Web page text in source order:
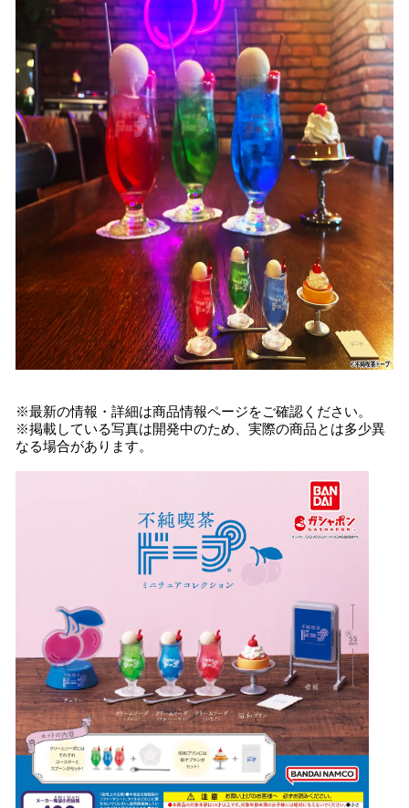
※最新の情報・詳細は商品情報ページをご確認ください。
※掲載している写真は開発中のため、実際の商品とは多少異
なる場合があります。